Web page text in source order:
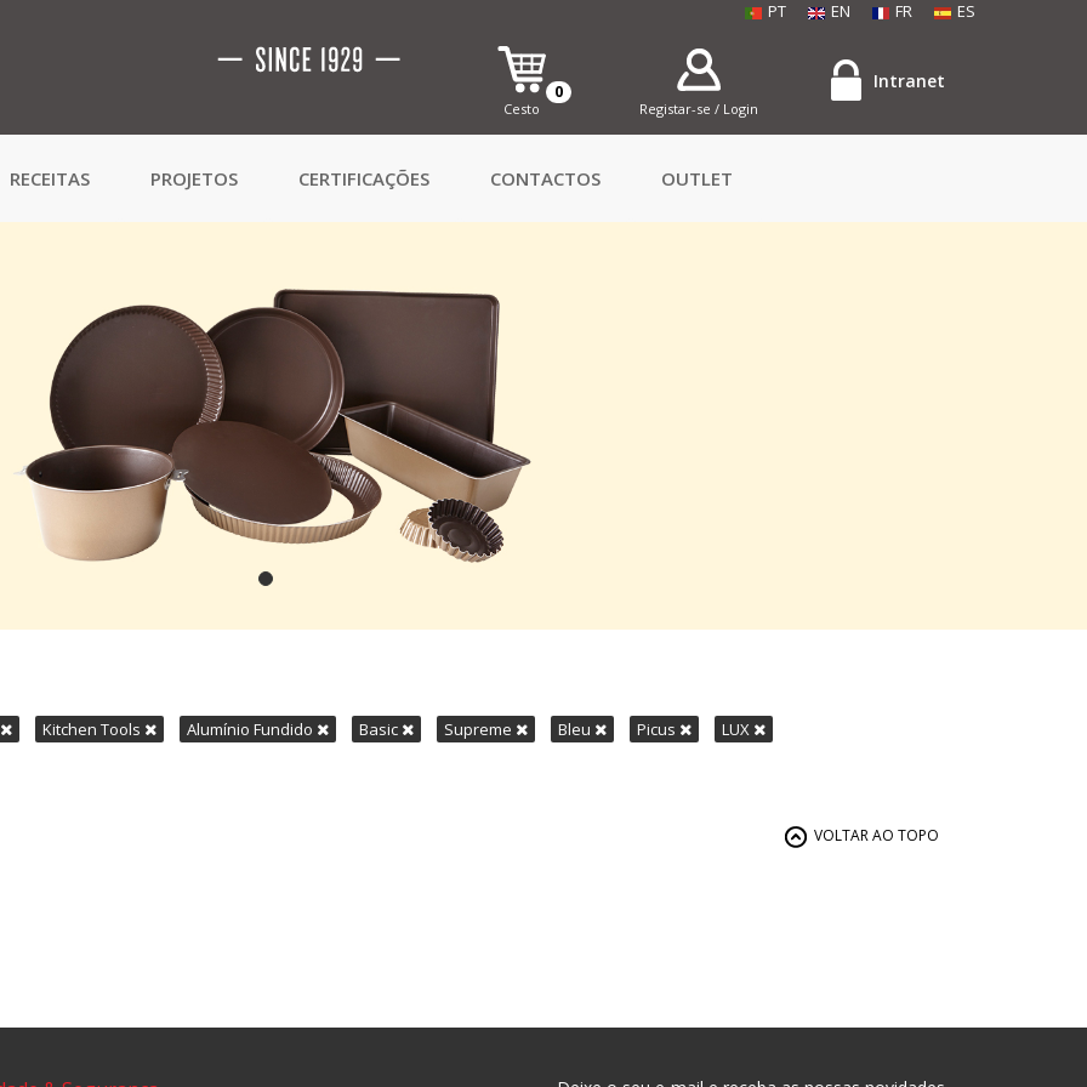
PT EN FR ES
Intranet
Registar-se / Login
0
Cesto
RECEITAS PROJETOS CERTIFICAÇÕES CONTACTOS OUTLET
Kitchen Tools Alumínio Fundido Basic Supreme Bleu Picus LUX
VOLTAR AO TOPO